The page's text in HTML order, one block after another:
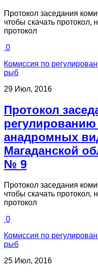
Протокол заседания
чтобы скачать протокол,
протокол
0
Комиссия по
рыб
29 Июл, 2016
Протокол
анадромных
Магаданской
№ 9
Протокол заседания
чтобы скачать протокол,
протокол
0
Комиссия по
рыб
25 Июл, 2016